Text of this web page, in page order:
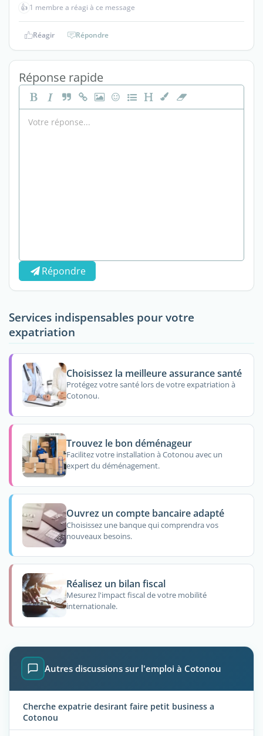
👍 1 membre a réagi à ce message
Réagir Répondre
Réponse rapide
Répondre
Services indispensables pour votre
expatriation
Choisissez la meilleure assurance santé
Protégez votre santé lors de votre expatriation à
Cotonou.
Trouvez le bon déménageur
Facilitez votre installation à Cotonou avec un
expert du déménagement.
Ouvrez un compte bancaire adapté
Choisissez une banque qui comprendra vos
nouveaux besoins.
Réalisez un bilan fiscal
Mesurez l'impact fiscal de votre mobilité
internationale.
Autres discussions sur l'emploi à Cotonou
Cherche expatrie desirant faire petit business a
Cotonou